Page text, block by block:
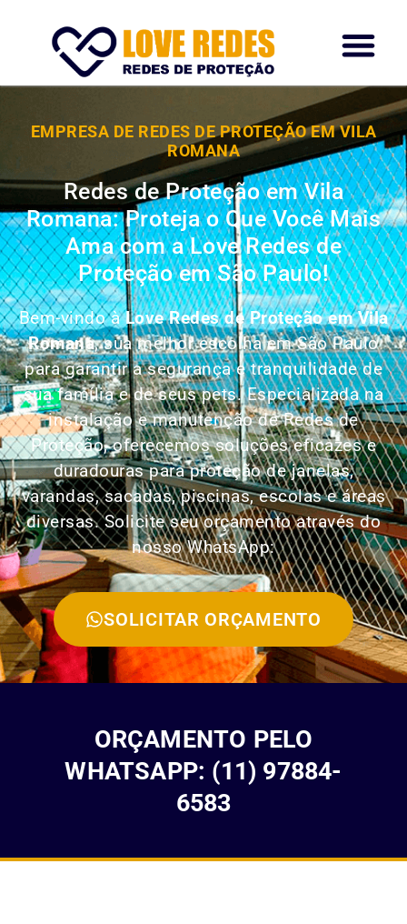
EMPRESA DE REDES DE PROTEÇÃO EM VILA
ROMANA
Redes de Proteção em Vila
Romana: Proteja o Que Você Mais
Ama com a Love Redes de
Proteção em São Paulo!
Bem-vindo àLove Redes de Proteção em Vila
Romana, sua melhor escolha em São Paulo
para garantir a segurança e tranquilidade de
sua família e de seus pets. Especializada na
instalação e manutenção de Redes de
Proteção, oferecemos soluções eficazes e
duradouras para proteção de janelas,
varandas, sacadas, piscinas, escolas e áreas
diversas. Solicite seu orçamento através do
nosso WhatsApp:
SOLICITAR ORÇAMENTO
ORÇAMENTO PELO
WHATSAPP: (11) 97884-
6583